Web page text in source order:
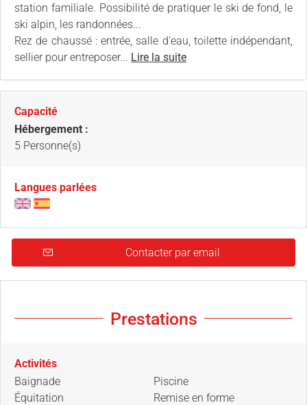
station familiale. Possibilité de pratiquer le ski de fond, le
ski alpin, les randonnées...
Rez de chaussé : entrée, salle d'eau, toilette indépendant,
sellier pour entreposer... Lire la suite
Capacité
Hébergement :
5 Personne(s)
Langues parlées
Contacter par email
Prestations
Activités
Baignade
Équitation
Piscine
Remise en forme